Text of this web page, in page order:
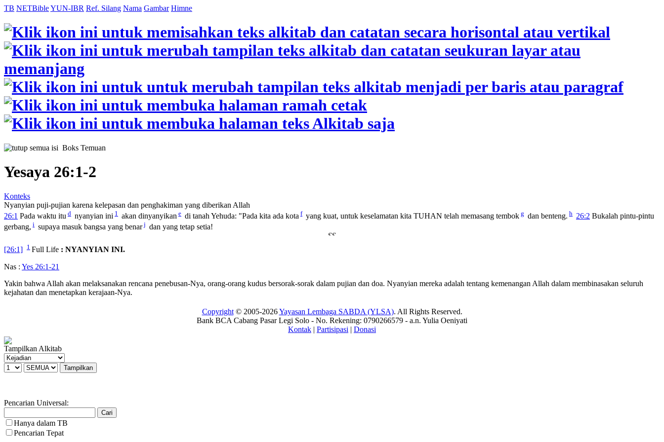
TB NETBibleYUN-IBR Ref. Silang Nama Gambar Himne
Boks Temuan
Yesaya 26:1-2
Konteks
Nyanyian puji-pujian karena kelepasan dan penghakiman yang diberikan Allah
26:1 Pada waktu itu d nyanyian ini 1 akan dinyanyikan e di tanah Yehuda: "Pada kita ada kota f yang kuat, untuk keselamatan kita TUHAN telah memasang tembok g dan benteng. h 26:2 Bukalah pintu-pintu
gerbang, i supaya masuk bangsa yang benar j dan yang tetap setia!
[26:1] 1 Full Life : NYANYIAN INI.
Nas : Yes 26:1-21
Yakin bahwa Allah akan melaksanakan rencana penebusan-Nya, orang-orang kudus bersorak-sorak dalam pujian dan doa. Nyanyian mereka adalah tentang kemenangan Allah dalam membinasakan seluruh
kejahatan dan menetapkan kerajaan-Nya.
Copyright© 2005-2026Yayasan Lembaga SABDA (YLSA). All Rights Reserved.
Bank BCA Cabang Pasar Legi Solo - No. Rekening: 0790266579 - a.n. Yulia Oeniyati
Kontak | Partisipasi | Donasi
Tampilkan Alkitab
Pencarian Universal:
Hanya dalam TB
Pencarian Tepat